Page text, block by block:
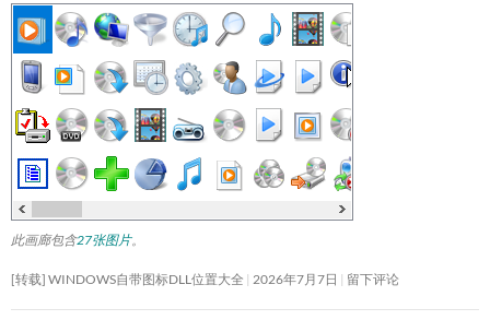
此画廊包含27张图片。
[转载] WINDOWS自带图标DLL位置大全 2026年7月7日 留下评论